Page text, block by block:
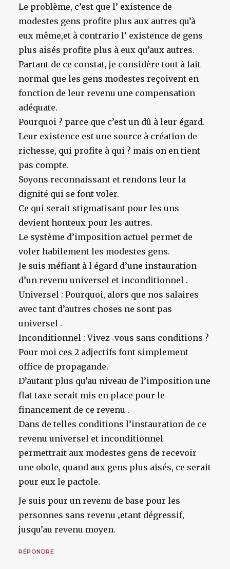
Le problème, c’est que l’ existence de
modestes gens profite plus aux autres qu’à
eux même,et à contrario l’ existence de gens
plus aisés profite plus à eux qu’aux autres.
Partant de ce constat, je considère tout à fait
normal que les gens modestes reçoivent en
fonction de leur revenu une compensation
adéquate.
Pourquoi ? parce que c’est un dû à leur égard.
Leur existence est une source à création de
richesse, qui profite à qui ? mais on en tient
pas compte.
Soyons reconnaissant et rendons leur la
dignité qui se font voler.
Ce qui serait stigmatisant pour les uns
devient honteux pour les autres.
Le système d’imposition actuel permet de
voler habilement les modestes gens.
Je suis méfiant à l égard d’une instauration
d’un revenu universel et inconditionnel .
Universel : Pourquoi, alors que nos salaires
avec tant d’autres choses ne sont pas
universel .
Inconditionnel : Vivez ‑vous sans conditions ?
Pour moi ces 2 adjectifs font simplement
office de propagande.
D’autant plus qu’au niveau de l’imposition une
flat taxe serait mis en place pour le
financement de ce revenu .
Dans de telles conditions l’instauration de ce
revenu universel et inconditionnel
permettrait aux modestes gens de recevoir
une obole, quand aux gens plus aisés, ce serait
pour eux le pactole.
Je suis pour un revenu de base pour les
personnes sans revenu ‚etant dégressif,
jusqu’au revenu moyen.
RÉPONDRE